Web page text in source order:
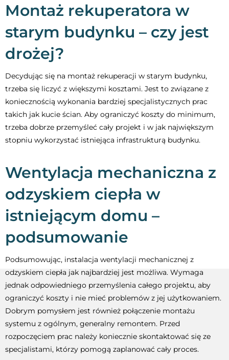
Montaż rekuperatora w
starym budynku – czy jest
drożej?
Decydując się na montaż rekuperacji w starym budynku,
trzeba się liczyć z większymi kosztami. Jest to związane z
koniecznością wykonania bardziej specjalistycznych prac
takich jak kucie ścian. Aby ograniczyć koszty do minimum,
trzeba dobrze przemyśleć cały projekt i w jak największym
stopniu wykorzystać istniejąca infrastrukturą budynku.
Wentylacja mechaniczna z
odzyskiem ciepła w
istniejącym domu –
podsumowanie
Podsumowując, instalacja wentylacji mechanicznej z
odzyskiem ciepła jak najbardziej jest możliwa. Wymaga
jednak odpowiedniego przemyślenia całego projektu, aby
ograniczyć koszty i nie mieć problemów z jej użytkowaniem.
Dobrym pomysłem jest również połączenie montażu
systemu z ogólnym, generalny remontem. Przed
rozpoczęciem prac należy koniecznie skontaktować się ze
specjalistami, którzy pomogą zaplanować cały proces.